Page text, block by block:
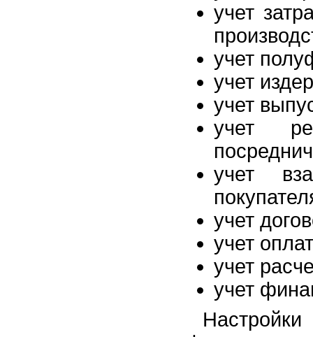
учет
учет
учет
учет
учет
учет
учет
учет
учет
учет